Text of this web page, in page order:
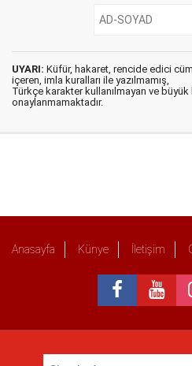
UYARI: Küfür, hakaret, rencide edici
içeren, imla kuralları ile yazılmamış,
Türkçe karakter kullanılmayan ve büyük
onaylanmamaktadır.
Anasayfa Künye İletişim